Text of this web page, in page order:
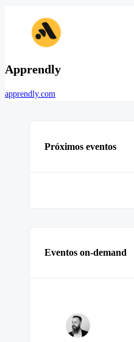
Apprendly
apprendly.com
Próximos eventos
Eventos on-demand